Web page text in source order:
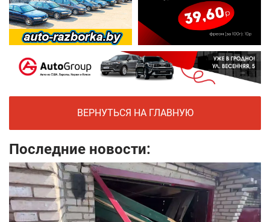
ВЕРНУТЬСЯ НА ГЛАВНУЮ
Последние новости: